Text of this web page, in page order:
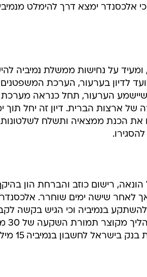
אלכסנדר ימצא דרך להימלט
על נחישות ממשלת נמיביה
לדיון בערעור, הערכת המשפטנים
שיישמע הערעור, תחל כנראה מערכת
ארצות הברית. דיון זה יחל תוך
את הכנת ממצאיה ותשלח לשלטונות
בכ-32 סעיפי עבירות של הונאה, רישום כוזב והברחת הון
נעצר בנמיביה ב-27 בספטמבר, אך לאחר שישה ימים שוחרר. אלכסנדר
בנמיביה וכי הגיש בקשה
אזרחות. על פי
דולר. בתצהיר לביהמ"ש ציין אלכסנדר כי העביר